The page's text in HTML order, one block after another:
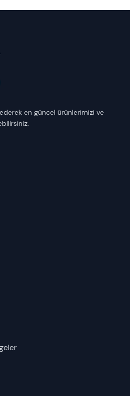
en güncel ürünlerimizi ve